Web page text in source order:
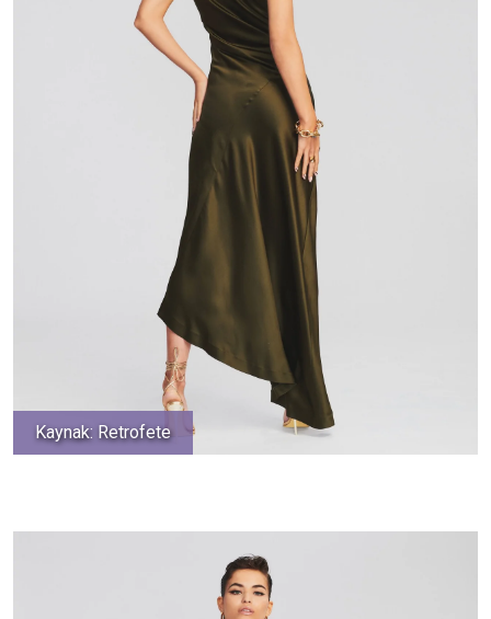
Kaynak: Retrofete